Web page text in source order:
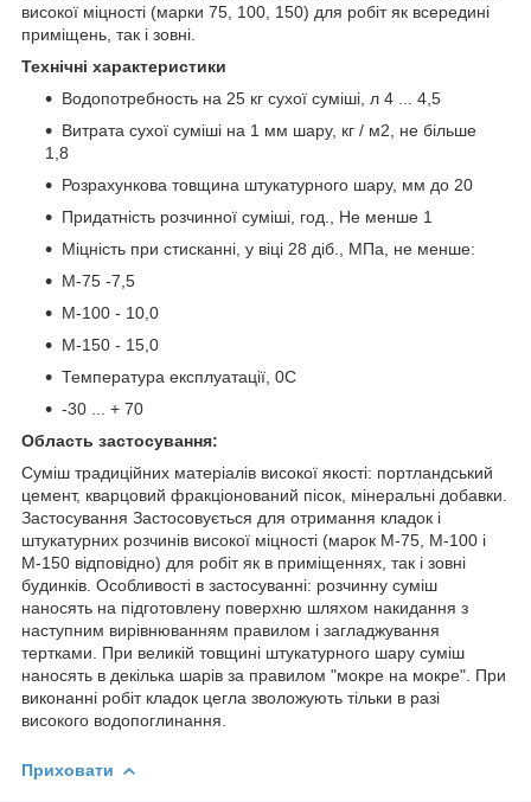
високої міцності (марки 75, 100, 150) для робіт як всередині
приміщень, так і зовні.
Технічні характеристики
Водопотребность на 25 кг сухої суміші, л 4 ... 4,5
Витрата сухої суміші на 1 мм шару, кг / м2, не більше
1,8
Розрахункова товщина штукатурного шару, мм до 20
Придатність розчинної суміші, год., Не менше 1
Міцність при стисканні, у віці 28 діб., МПа, не менше:
М-75 -7,5
М-100 - 10,0
М-150 - 15,0
Температура експлуатації, 0С
-30 ... + 70
Область застосування:
Суміш традиційних матеріалів високої якості: портландський
цемент, кварцовий фракціонований пісок, мінеральні добавки.
Застосування Застосовується для отримання кладок і
штукатурних розчинів високої міцності (марок М-75, М-100 і
М-150 відповідно) для робіт як в приміщеннях, так і зовні
будинків. Особливості в застосуванні: розчинну суміш
наносять на підготовлену поверхню шляхом накидання з
наступним вирівнюванням правилом і загладжування
тертками. При великій товщині штукатурного шару суміш
наносять в декілька шарів за правилом "мокре на мокре". При
виконанні робіт кладок цегла зволожують тільки в разі
високого водопоглинання.
Приховати